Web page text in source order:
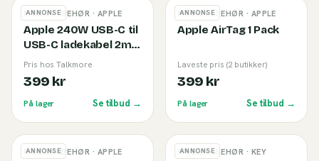
ANNONSE
MOBILTILBEHØR · APPLE
Apple 240W USB-C til
USB-C ladekabel 2m
White
Pris hos Talkmore
399 kr
På lager Se tilbud →
ANNONSE
MOBILTILBEHØR · APPLE
Apple AirTag 1 Pack
Laveste pris (2 butikker)
399 kr
På lager Se tilbud →
ANNONSE
MOBILTILBEHØR · APPLE ANNONSE
MOBILTILBEHØR · KEY